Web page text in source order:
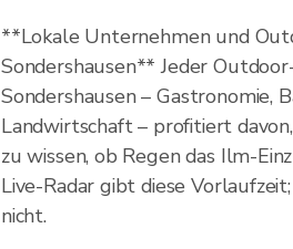
**Lokale Unternehmen und
Sondershausen** Jeder
Sondershausen – Gastronomie,
Landwirtschaft – profitiert
zu wissen, ob Regen das Ilm-
Live-Radar gibt diese
nicht.